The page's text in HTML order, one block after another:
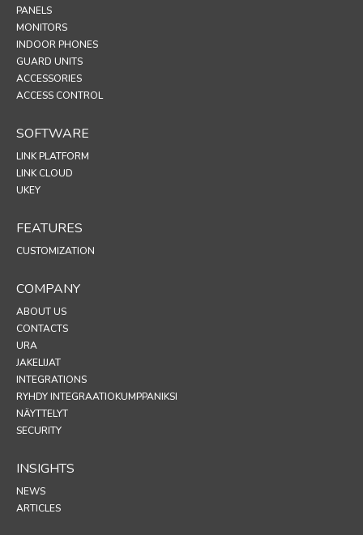
PANELS
MONITORS
INDOOR PHONES
GUARD UNITS
ACCESSORIES
ACCESS CONTROL
SOFTWARE
LINK PLATFORM
LINK CLOUD
UKEY
FEATURES
CUSTOMIZATION
COMPANY
ABOUT US
CONTACTS
URA
JAKELIJAT
INTEGRATIONS
RYHDY INTEGRAATIOKUMPPANIKSI
NÄYTTELYT
SECURITY
INSIGHTS
NEWS
ARTICLES